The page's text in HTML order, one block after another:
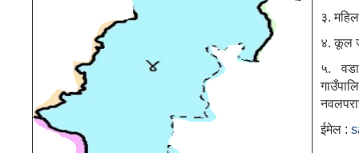
३.
४. कूल
५.
ईमेल :